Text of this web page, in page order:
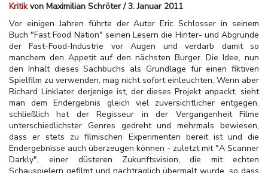
Kritikvon Maximilian Schröter / 3. Januar 2011
Vor einigen Jahren führte der Autor Eric Schlosser in seinem
Buch "Fast Food Nation" seinen Lesern die Hinter- und Abgründe
der Fast-Food-Industrie vor Augen und verdarb damit so
manchem den Appetit auf den nächsten Burger. Die Idee, nun
den Inhalt dieses Sachbuchs als Grundlage für einen fiktiven
Spielfilm zu verwenden, mag nicht sofort einleuchten. Wenn aber
Richard Linklater derjenige ist, der dieses Projekt anpackt, sieht
man dem Endergebnis gleich viel zuversichtlicher entgegen,
schließlich hat der Regisseur in der Vergangenheit Filme
unterschiedlichster Genres gedreht und mehrmals bewiesen,
dass er stets zu filmischen Experimenten bereit ist und die
Endergebnisse auch überzeugen können - zuletzt mit "A Scanner
Darkly", einer düsteren Zukunftsvision, die mit echten